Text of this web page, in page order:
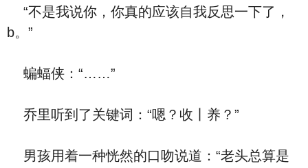
“不是我说你，你真的应该自我反思一下了，
b。”
蝙蝠侠：“……”
乔里听到了关键词：“嗯？收丨养？”
男孩用着一种恍然的口吻说道：“老头总算是